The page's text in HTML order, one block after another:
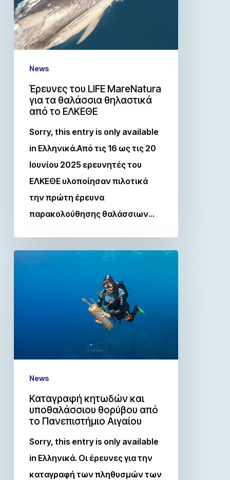
News
Έρευνες του LIFE MareNatura
για τα θαλάσσια θηλαστικά
από το ΕΛΚΕΘΕ
Sorry, this entry is only available
in Ελληνικά.Από τις 16 ως τις 20
Ιουνίου 2025 ερευνητές του
ΕΛΚΕΘΕ υλοποίησαν πιλοτικά
την πρώτη έρευνα
παρακολούθησης θαλάσσιων…
News
Καταγραφή κητωδών και
υποθαλάσσιου θορύβου από
το Πανεπιστήμιο Αιγαίου
Sorry, this entry is only available
in Ελληνικά. Οι έρευνες για την
καταγραφή των πληθυσμών των